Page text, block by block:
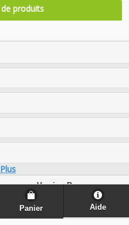
produits
Plus
Version Bureau
Panier Aide